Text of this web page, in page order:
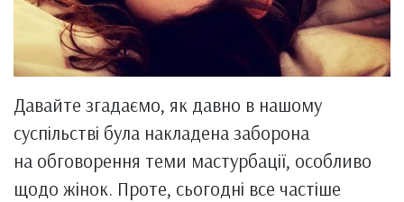
Давайте згадаємо, як давно в нашому
суспільстві була накладена заборона
на обговорення теми мастурбації, особливо
щодо жінок. Проте, сьогодні все частіше